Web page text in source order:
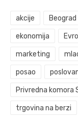
akcije Beograd
ekonomija
marketing
posao
Privredna komora
trgovina na berzi